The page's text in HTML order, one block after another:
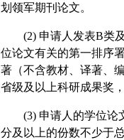
划领军期刊论文。
(2) 申请人发表B类
位论文有关的第一排序
著（不含教材、译著、
省级及以上科研成果奖
(3) 申请人的学位论
分及以上的份数不少于